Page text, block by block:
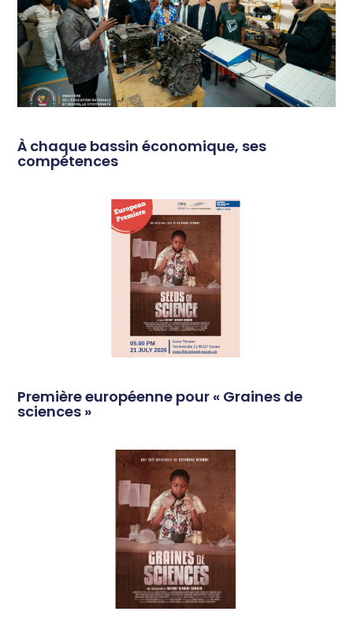
À chaque bassin économique, ses
compétences
Première européenne pour « Graines de
sciences »